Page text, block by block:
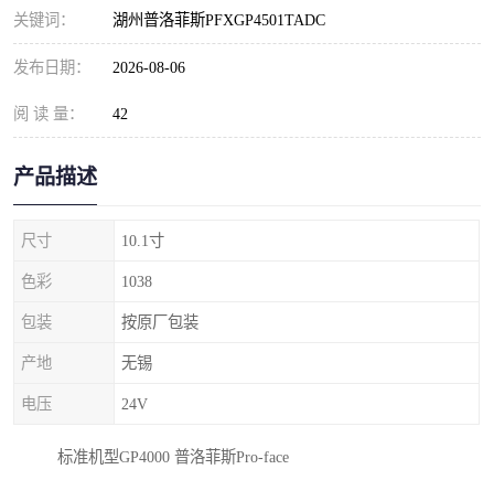
关键词： 湖州普洛菲斯PFXGP4501TADC
发布日期： 2026-08-06
阅 读 量： 42
产品描述
尺寸 10.1寸
色彩 1038
包装 按原厂包装
产地 无锡
电压 24V
标准机型GP4000 普洛菲斯Pro-face